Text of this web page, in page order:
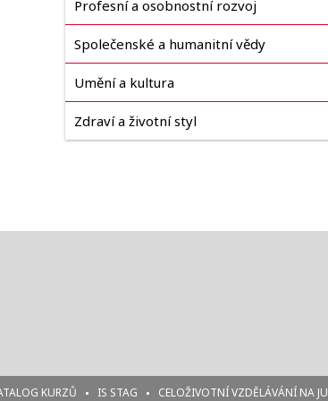
Profesní a osobnostní rozvoj
Společenské a humanitní vědy
Umění a kultura
Zdraví a životní styl
KURZŮ IS STAG CELOŽIVOTNÍ VZDĚLÁVÁNÍ NA JU